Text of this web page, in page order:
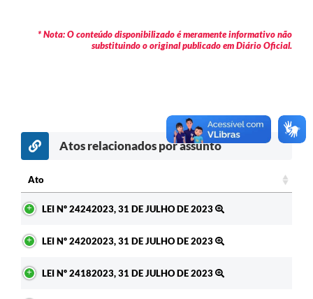
Prefeito por um dia
Atendimento Médico
* Nota: O conteúdo disponibilizado é meramente informativo não
substituindo o original publicado em Diário Oficial.
Atos relacionados por assunto
Ato
LEI Nº 24242023, 31 DE JULHO DE 2023
LEI Nº 24202023, 31 DE JULHO DE 2023
LEI Nº 24182023, 31 DE JULHO DE 2023